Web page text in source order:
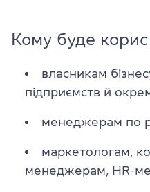
Кому буде
власникам
підприємств й
менеджерам по
маркетологам,
менеджерам, HR-